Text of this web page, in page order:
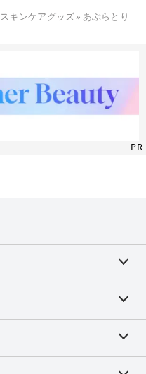
スキンケアグッズ» あぶらとり
PR